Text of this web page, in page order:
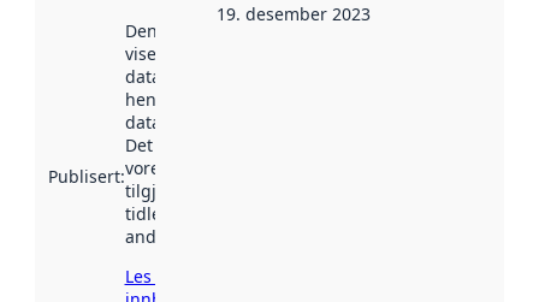
Publisert:
Denne datoen
viser når
datasettet vart
henta inn av
data.norge.no.
Det kan ha
vore
tilgjengeleg
tidlegare
andre stader.
Les meir om
19. desember 2023